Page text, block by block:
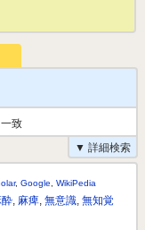
致
▼ 詳細検索
, Google WikiPedia
酔, 麻痺, 無意識, 無知覚